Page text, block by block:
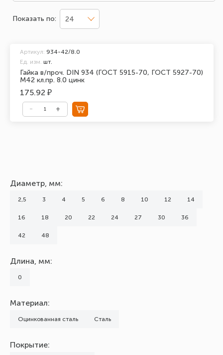
Показать по: 24
Гайка в/проч. DIN 934 (ГОСТ 5915-70, ГОСТ 5927-70)
М42 кл.пр. 8.0 цинк
Артикул: 934-42/8.0
Ед. изм. шт.
175.92 ₽
Диаметр, мм:
2,5 3 4 5 6 8 10 12 14
16 18 20 22 24 27 30 36
42 48
Длина, мм:
0
Материал:
Оцинкованная сталь Сталь
Покрытие: